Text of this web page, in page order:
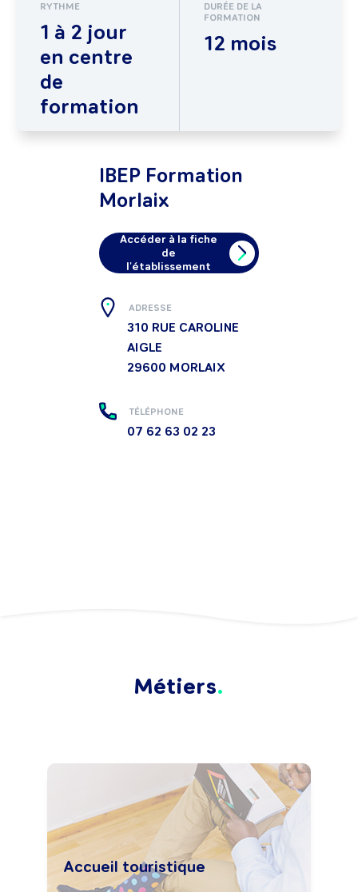
RYTHME
1 à 2 jour
en centre
de
formation
DURÉE DE LA
FORMATION
12 mois
IBEP Formation
Morlaix
Accéder à la fiche
de
l'établissement
ADRESSE
310 RUE CAROLINE
AIGLE
29600 MORLAIX
TÉLÉPHONE
07 62 63 02 23
Métiers
Accueil touristique